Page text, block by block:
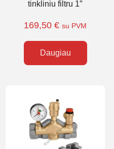
tinkliniu filtru 1″
169,50 € su PVM
Daugiau